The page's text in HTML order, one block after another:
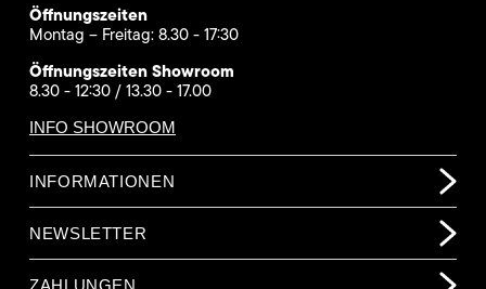
Öffnungszeiten
Montag – Freitag: 8.30 - 17:30
Öffnungszeiten Showroom
8.30 - 12:30 / 13.30 - 17.00
INFO SHOWROOM
INFORMATIONEN
NEWSLETTER
ZAHLUNGEN